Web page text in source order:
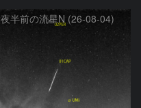
夜半前の流星N (26-08-04)